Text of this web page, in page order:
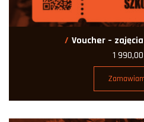
Voucher –
1 990,00